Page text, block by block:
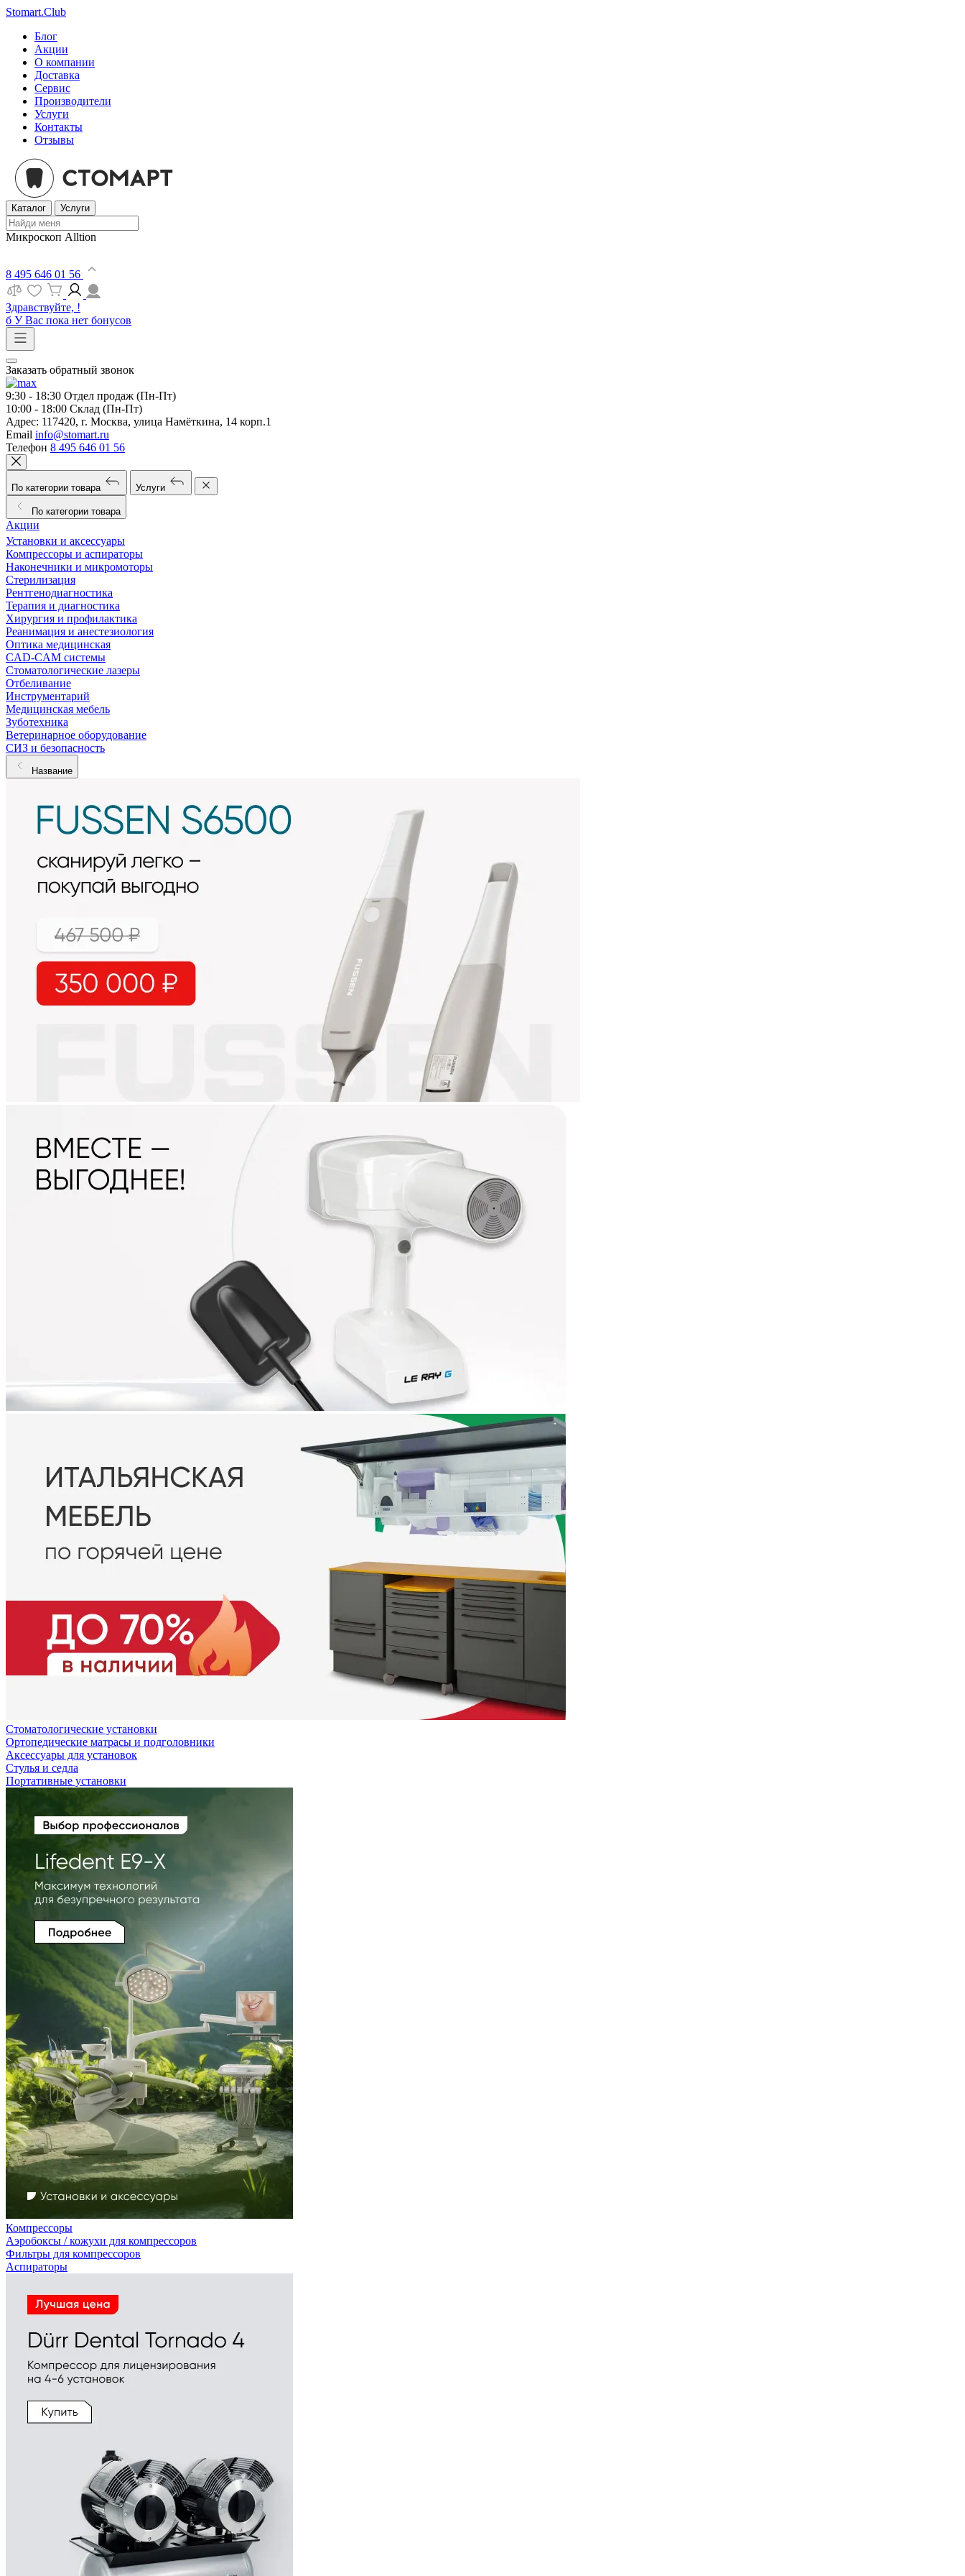
Stomart.Club
Блог
Акции
О компании
Доставка
Сервис
Производители
Услуги
Контакты
Отзывы
Каталог Услуги
Микроскоп Alltion
8 495 646 01 56
Здравствуйте, !
б У Вас пока нет бонусов
Заказать обратный звонок
9:30 - 18:30 Отдел продаж (Пн-Пт)
10:00 - 18:00 Склад (Пн-Пт)
Адрес: 117420, г. Москва, улица Намёткина, 14 корп.1
Email info@stomart.ru
Телефон 8 495 646 01 56
По категории товара Услуги
По категории товара
Акции
Установки и аксессуары
Компрессоры и аспираторы
Наконечники и микромоторы
Стерилизация
Рентгенодиагностика
Терапия и диагностика
Хирургия и профилактика
Реанимация и анестезиология
Оптика медицинская
CAD-CAM системы
Стоматологические лазеры
Отбеливание
Инструментарий
Медицинская мебель
Зуботехника
Ветеринарное оборудование
СИЗ и безопасность
Название
Стоматологические установки
Ортопедические матрасы и подголовники
Аксессуары для установок
Стулья и седла
Портативные установки
Компрессоры
Аэробоксы / кожухи для компрессоров
Фильтры для компрессоров
Аспираторы